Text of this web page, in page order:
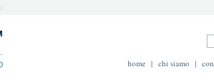
home | chi siamo |